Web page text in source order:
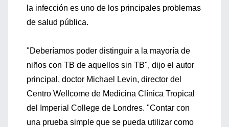
la infección es uno de los principales problemas
de salud pública.
"Deberíamos poder distinguir a la mayoría de
niños con TB de aquellos sin TB", dijo el autor
principal, doctor Michael Levin, director del
Centro Wellcome de Medicina Clínica Tropical
del Imperial College de Londres. "Contar con
una prueba simple que se pueda utilizar como